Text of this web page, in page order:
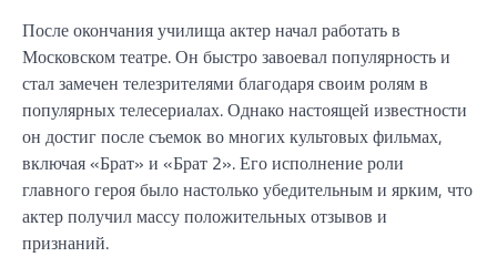
После окончания училища актер начал работать в
Московском театре. Он быстро завоевал популярность и
стал замечен телезрителями благодаря своим ролям в
популярных телесериалах. Однако настоящей известности
он достиг после съемок во многих культовых фильмах,
включая «Брат» и «Брат 2». Его исполнение роли
главного героя было настолько убедительным и ярким, что
актер получил массу положительных отзывов и
признаний.